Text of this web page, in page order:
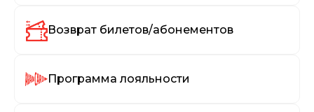
Возврат билетов/абонементов
Программа лояльности